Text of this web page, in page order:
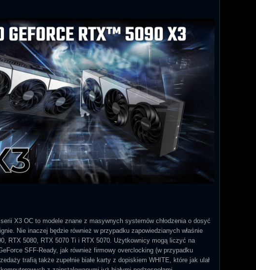
X3 OC to modele znane z masywnych systemów chłodzenia o dosyć
Nie inaczej będzie również w przypadku zapowiedzianych właśnie
RTX 5080, RTX 5070 Ti i RTX 5070. Użytkownicy mogą liczyć na
SFF-Ready, jak również firmowy overclocking (w przypadku
trafią także zupełnie białe karty z dopiskiem WHITE, które jak ulał